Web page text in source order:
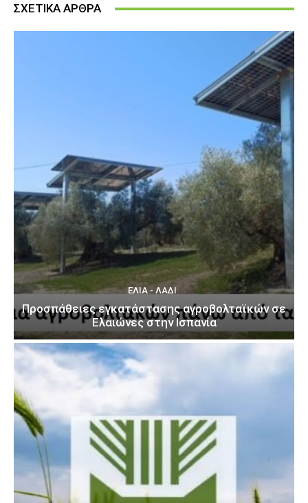
ΣΧΕΤΙΚΑ ΑΡΘΡΑ
ΕΛΙΆ - ΛΆΔΙ
Προσπάθειες εγκατάστασης αγροβολταϊκών σε
Ελαιώνες στην Ισπανία